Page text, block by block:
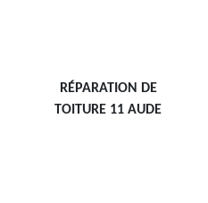
RÉPARATION DE
TOITURE 11 AUDE